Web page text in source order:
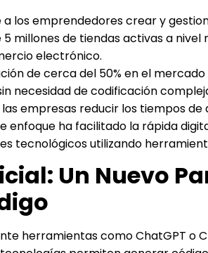
los emprendedores crear y
millones de tiendas activas a
electrónico.
de cerca del 50% en el
necesidad de codificación
empresas reducir los tiempos
enfoque ha facilitado la rápida
tecnológicos utilizando
Un Nuevo
herramientas como ChatGPT o